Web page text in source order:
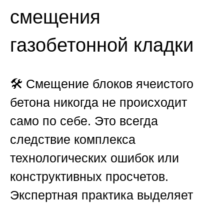
смещения
газобетонной кладки
🛠️ Смещение блоков ячеистого
бетона никогда не происходит
само по себе. Это всегда
следствие комплекса
технологических ошибок или
конструктивных просчетов.
Экспертная практика выделяет